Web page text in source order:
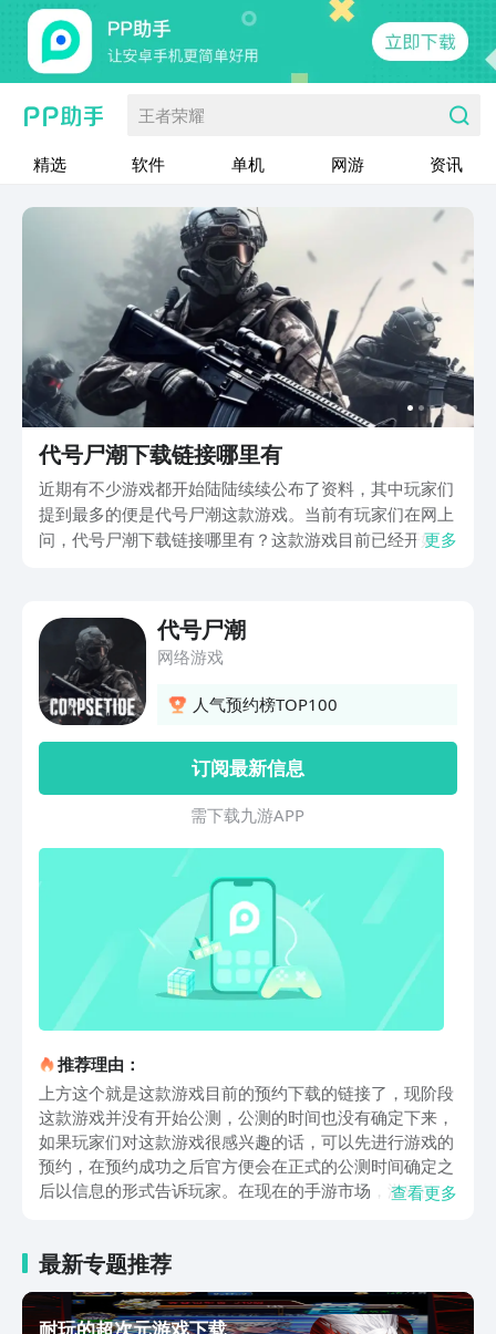
王者荣耀
精选 软件 单机 网游 资讯
代号尸潮下载链接哪里有
近期有不少游戏都开始陆陆续续公布了资料，其中玩家们
提到最多的便是代号尸潮这款游戏。当前有玩家们在网上
问，代号尸潮下载链接哪里有？这款游戏目前已经开始公
更多
代号尸潮
网络游戏
人气预约榜TOP100
订阅最新信息
需 下 载 九 游 A P P
推荐理由：
上方这个就是这款游戏目前的预约下载的链接了，现阶段
这款游戏并没有开始公测，公测的时间也没有确定下来，
如果玩家们对这款游戏很感兴趣的话，可以先进行游戏的
预约，在预约成功之后官方便会在正式的公测时间确定之
后以信息的形式告诉玩家。在现在的手游市场，游戏的种
比较精细，游戏的玩法也很有意思，相信大家一定会喜欢
上这款游戏。游戏里玩家们扮演的是一个幸存者，玩家需
要收集到各种生存和战斗用的资源。之后借助各类的建筑
查看更多
最新专题推荐
耐玩的超次元游戏下载